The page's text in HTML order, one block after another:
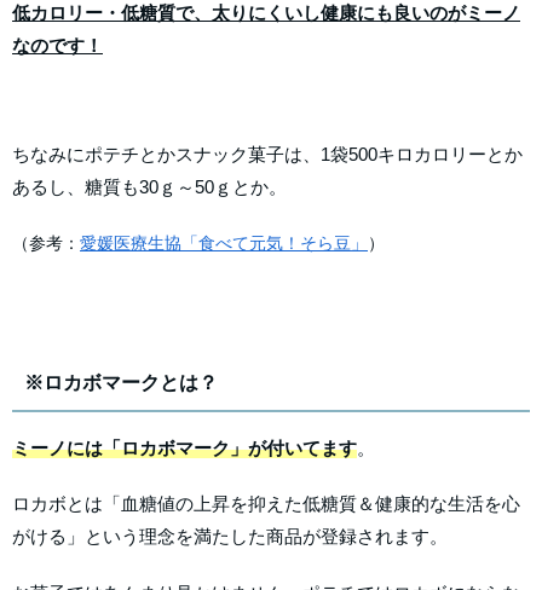
低カロリー・低糖質で、太りにくいし健康にも良いのがミーノ
なのです！
ちなみにポテチとかスナック菓子は、1袋500キロカロリーとか
あるし、糖質も30ｇ～50ｇとか。
（参考： 愛媛医療生協「食べて元気！そら豆」 ）
※ロカボマークとは？
ミーノには「ロカボマーク」が付いてます。
ロカボとは「血糖値の上昇を抑えた低糖質＆健康的な生活を心
がける」という理念を満たした商品が登録されます。